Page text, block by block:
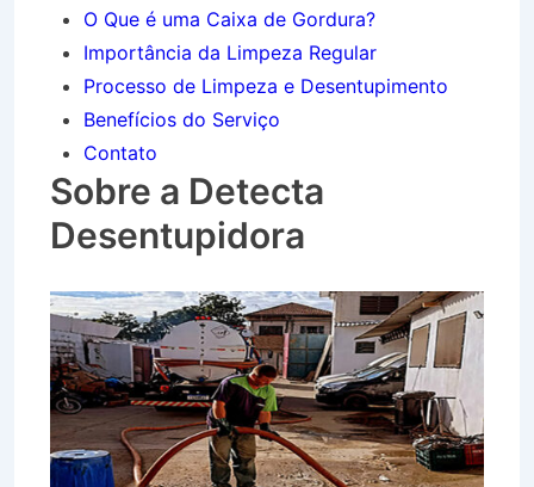
O Que é uma Caixa de Gordura?
Importância da Limpeza Regular
Processo de Limpeza e Desentupimento
Benefícios do Serviço
Contato
Sobre a Detecta
Desentupidora